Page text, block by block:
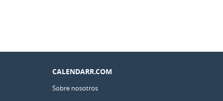
CALENDARR.COM
Sobre nosotros